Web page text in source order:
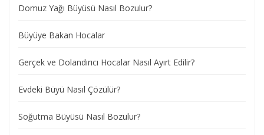
Domuz Yağı Büyüsü Nasıl Bozulur?
Büyüye Bakan Hocalar
Gerçek ve Dolandırıcı Hocalar Nasıl Ayırt Edilir?
Evdeki Büyü Nasıl Çözülür?
Soğutma Büyüsü Nasıl Bozulur?